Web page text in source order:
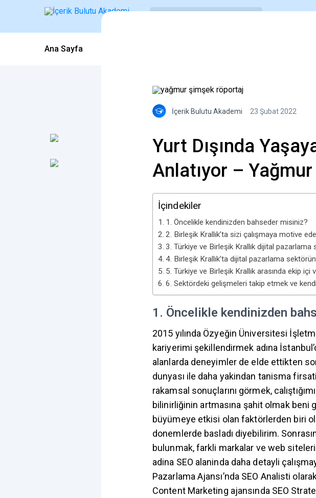
Ana Sayfa
İçerik Bulutu Akademi ,23 Şubat 2022
Yurt Dışında
Anlatıyor –
İçindekiler
1. Öncelikle kendinizden bahseder misiniz?
2. Birleşik Krallık’ta sizi çalışmaya motive
3. Türkiye ve Birleşik Krallık dijital pazarlama
4. Birleşik Krallık’ta dijital pazarlama
5. Türkiye ve Birleşik Krallık arasında ekip
6. Sektördeki gelişmeleri takip etmek ve
1. Öncelikle kendinizden
2015 yılında Özyeğin Üniversitesi
kariyerimi şekillendirmek adına
alanlarda deneyimler de elde ettikten
dunyası ile daha yakindan tanisma
rakamsal sonuçlarını görmek,
bilinirliğinin artmasına şahit olmak beni
büyümeye etkisi olan faktörlerden biri
donemlerde basladı diyebilirim.
bulunmak, farkli markalar ve web
adina SEO alaninda daha detayli
Pazarlama Ajansı’nda SEO Analisti
Content Marketing ajansında SEO